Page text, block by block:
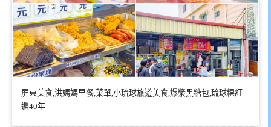
屏東美食,洪媽媽早餐,菜單,小琉球旅遊美食,爆漿黑糖包,琉球粿紅
遍40年